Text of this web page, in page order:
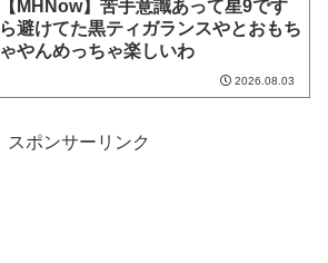
【MHNow】苦手意識あって星9です
ら避けてた黒ティガランスやとおもち
ゃやんめっちゃ楽しいわ
2026.08.03
スポンサーリンク